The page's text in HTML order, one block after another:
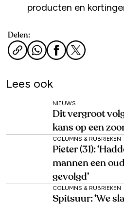
producten en
Delen:
Lees ook
NIEUWS
Dit vergroot
kans op een
COLUMNS & RUBRIEKEN
Pieter (31):
mannen een
gevolgd’
COLUMNS & RUBRIEKEN
Spitsuur: ‘We